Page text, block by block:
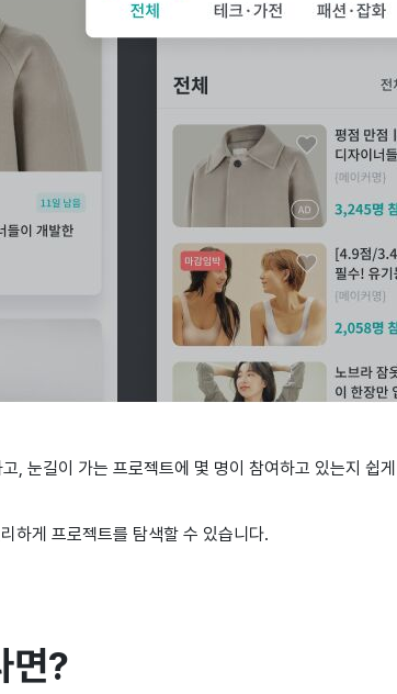
, 눈길이 가는 프로젝트에 몇 명이 참여하고 있는지 쉽
하게 프로젝트를 탐색할 수 있습니다.
면?